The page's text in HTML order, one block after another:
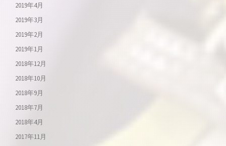
2019年4月
2019年3月
2019年2月
2019年1月
2018年12月
2018年10月
2018年9月
2018年7月
2018年4月
2017年11月